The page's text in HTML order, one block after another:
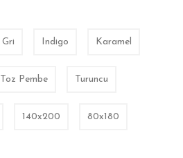
Gri Indigo Karamel
Toz Pembe Turuncu
140x200 80x180